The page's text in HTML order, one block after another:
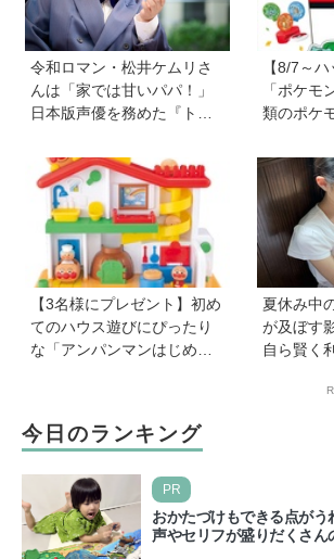
しい
令和ロマン・松井ケムリさ
んは「家では甘いパパ！」
日本版声優を務めた『ト
ジタル機器と子どもの関わ
り方に悩むパパママに観て
ほしい。子どもが観ればお
もちゃへの気持ちが変わる
かも！？」
【8/7～
「ポケモ
類のポケ
【3名様にプレゼント】初め
てのハウス遊びにぴったり
な「アンパンマンはじめて
夏休み中
が及ぼす
自ら賢く
の専門家
今日のランキング
PR
おかたづけもできる点がう
声やセリフが盛りだくさ